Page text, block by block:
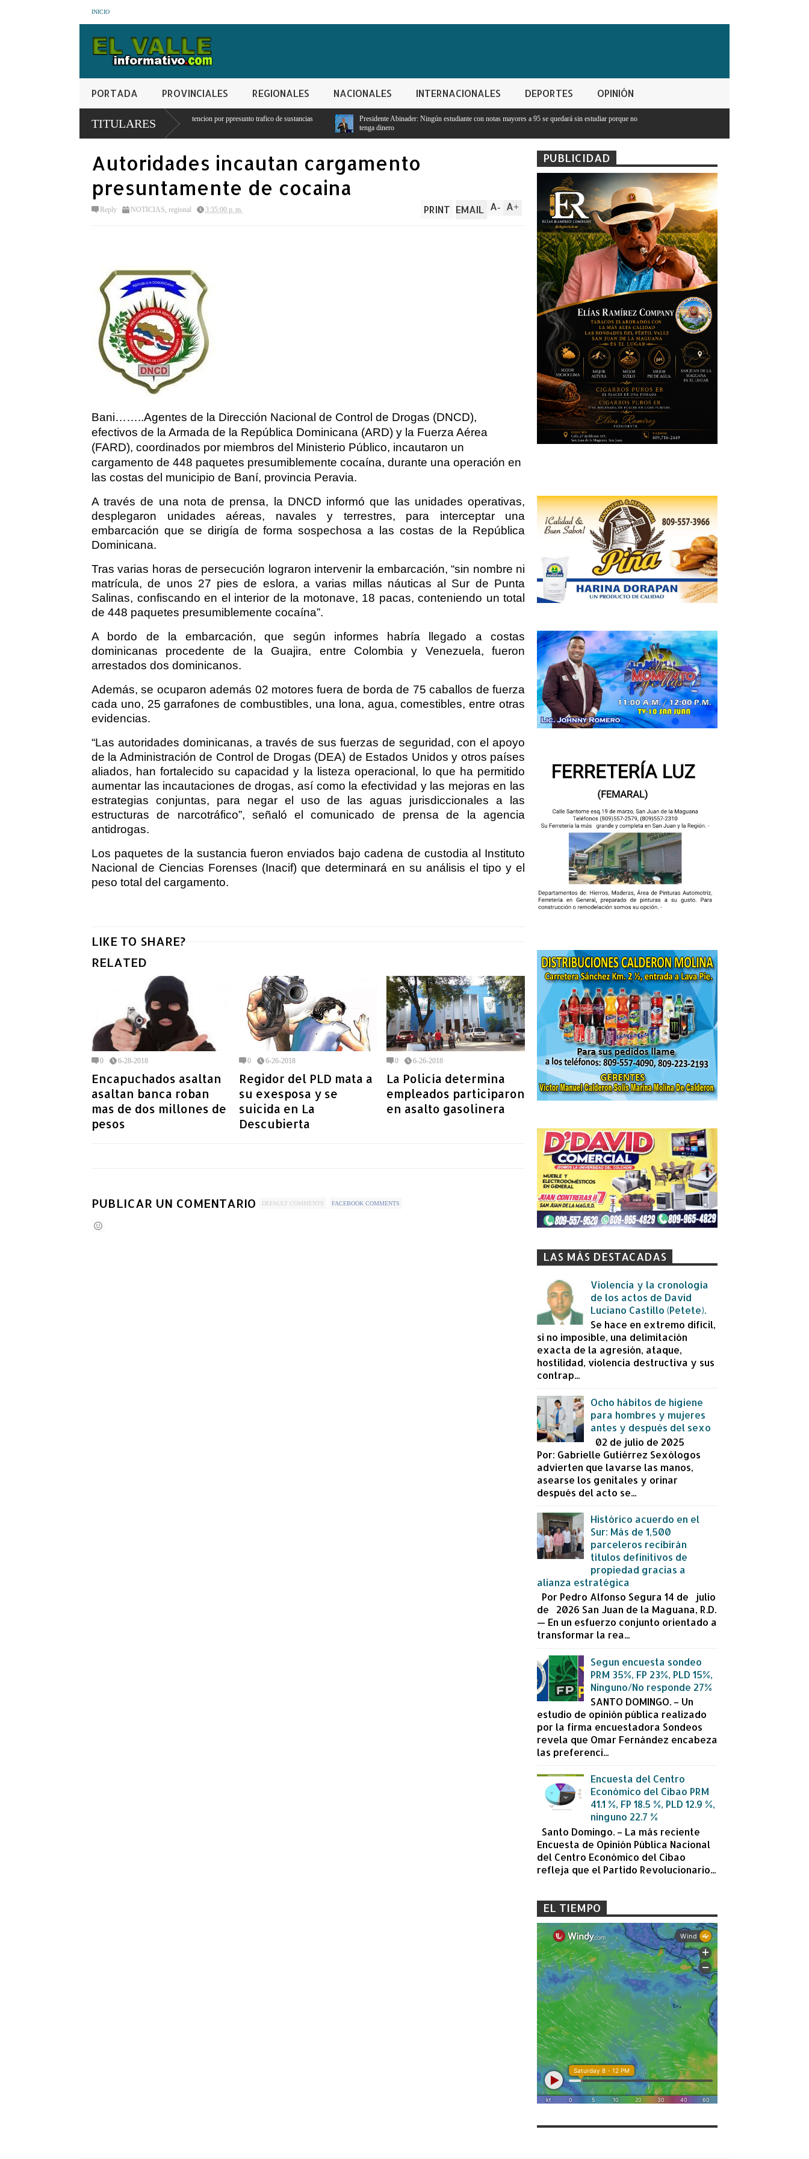
INICIO
PORTADA PROVINCIALES REGIONALES NACIONALES INTERNACIONALES DEPORTES OPINIÓN
TITULARES
PN apresa hombre con orden de detencion por ppresunto trafico de sustancias
Presidente Abinader: Ningún estudiante con notas mayores a 95 se quedará sin estudiar porque no
Autoridades incautan cargamento
presuntamente de cocaina
Reply NOTICIAS, regional 3:35:00 p. m. A+
A-
PRINT EMAIL
Bani……..Agentes de la Dirección Nacional de Control de Drogas (DNCD),
efectivos de la Armada de la República Dominicana (ARD) y la Fuerza Aérea
(FARD), coordinados por miembros del Ministerio Público, incautaron un
cargamento de 448 paquetes presumiblemente cocaína, durante una operación en
las costas del municipio de Baní, provincia Peravia.
A través de una nota de prensa, la DNCD informó que las unidades operativas,
desplegaron unidades aéreas, navales y terrestres, para interceptar una
embarcación que se dirigía de forma sospechosa a las costas de la República
Dominicana.
Tras varias horas de persecución lograron intervenir la embarcación, “sin nombre ni
matrícula, de unos 27 pies de eslora, a varias millas náuticas al Sur de Punta
Salinas, confiscando en el interior de la motonave, 18 pacas, conteniendo un total
de 448 paquetes presumiblemente cocaína”.
A bordo de la embarcación, que según informes habría llegado a costas
dominicanas procedente de la Guajira, entre Colombia y Venezuela, fueron
arrestados dos dominicanos.
Además, se ocuparon además 02 motores fuera de borda de 75 caballos de fuerza
cada uno, 25 garrafones de combustibles, una lona, agua, comestibles, entre otras
evidencias.
“Las autoridades dominicanas, a través de sus fuerzas de seguridad, con el apoyo
de la Administración de Control de Drogas (DEA) de Estados Unidos y otros países
aliados, han fortalecido su capacidad y la listeza operacional, lo que ha permitido
aumentar las incautaciones de drogas, así como la efectividad y las mejoras en las
estrategias conjuntas, para negar el uso de las aguas jurisdiccionales a las
estructuras de narcotráfico”, señaló el comunicado de prensa de la agencia
antidrogas.
Los paquetes de la sustancia fueron enviados bajo cadena de custodia al Instituto
Nacional de Ciencias Forenses (Inacif) que determinará en su análisis el tipo y el
peso total del cargamento.
LIKE TO SHARE?
RELATED
0 6-28-2018
Encapuchados asaltan
asaltan banca roban
mas de dos millones de
pesos
0 6-26-2018
Regidor del PLD mata a
su exesposa y se
suicida en La
Descubierta
0 6-26-2018
La Policía determina
empleados participaron
en asalto gasolinera
PUBLICAR UN COMENTARIO DEFAULT COMMENTS FACEBOOK COMMENTS
PUBLICIDAD
LAS MÁS DESTACADAS
Violencia y la cronología
de los actos de David
Luciano Castillo (Petete).
Se hace en extremo difícil,
si no imposible, una delimitación
exacta de la agresión, ataque,
hostilidad, violencia destructiva y sus
contrap...
Ocho hábitos de higiene
para hombres y mujeres
antes y después del sexo
02 de julio de 2025
Por: Gabrielle Gutiérrez Sexólogos
advierten que lavarse las manos,
asearse los genitales y orinar
después del acto se...
Histórico acuerdo en el
Sur: Más de 1,500
parceleros recibirán
títulos definitivos de
propiedad gracias a
alianza estratégica
Por Pedro Alfonso Segura 14 de julio
de 2026 San Juan de la Maguana, R.D.
— En un esfuerzo conjunto orientado a
transformar la rea...
Segun encuesta sondeo
PRM 35%, FP 23%, PLD 15%,
Ninguno/No responde 27%
SANTO DOMINGO. – Un
estudio de opinión pública realizado
por la firma encuestadora Sondeos
revela que Omar Fernández encabeza
las preferenci...
Encuesta del Centro
Económico del Cibao PRM
41.1 %, FP 18.5 %, PLD 12.9 %,
ninguno 22.7 %
Santo Domingo. – La más reciente
Encuesta de Opinión Pública Nacional
del Centro Económico del Cibao
refleja que el Partido Revolucionario...
EL TIEMPO